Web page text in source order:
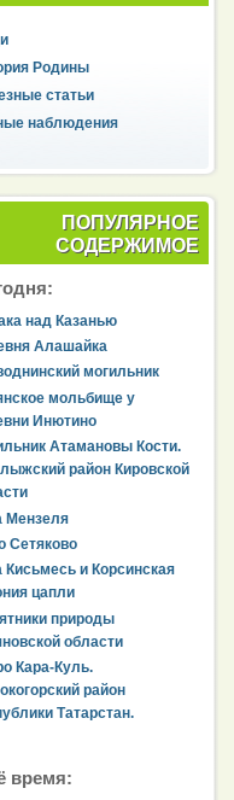
Родины
статьи
наблюдения
ПОПУЛЯРНОЕ
СОДЕРЖИМОЕ
над Казанью
Алашайка
могильник
мольбище у
Инютино
Атамановы Кости.
район Кировской
Мензеля
Сетяково
Кисьмесь и Корсинская
цапли
природы
области
Кара-Куль.
район
Татарстан.
время: